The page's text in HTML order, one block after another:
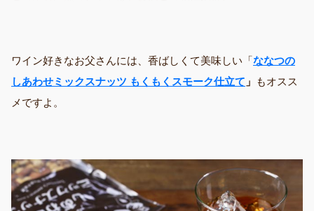
ワイン好きなお父さんには、香ばしくて美味しい「ななつの
しあわせミックスナッツ もくもくスモーク仕立て 」 もオスス
メですよ。